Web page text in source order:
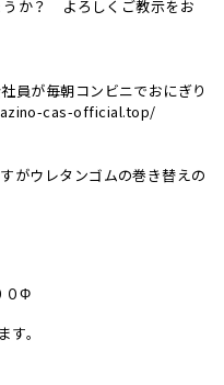
うか？ よろしくご教示をお
員が毎朝コンビニでおにぎり
cas-official.top/
がウレタンゴムの巻き替えの
０Φ
。